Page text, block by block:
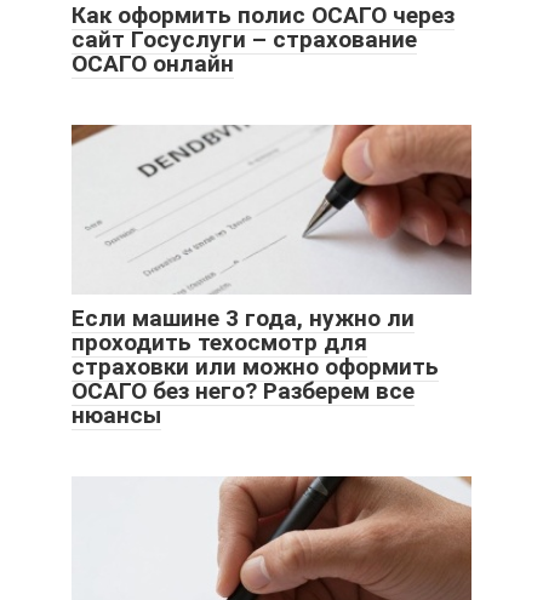
Как оформить полис ОСАГО через
сайт Госуслуги – страхование
ОСАГО онлайн
Если машине 3 года, нужно ли
проходить техосмотр для
страховки или можно оформить
ОСАГО без него? Разберем все
нюансы